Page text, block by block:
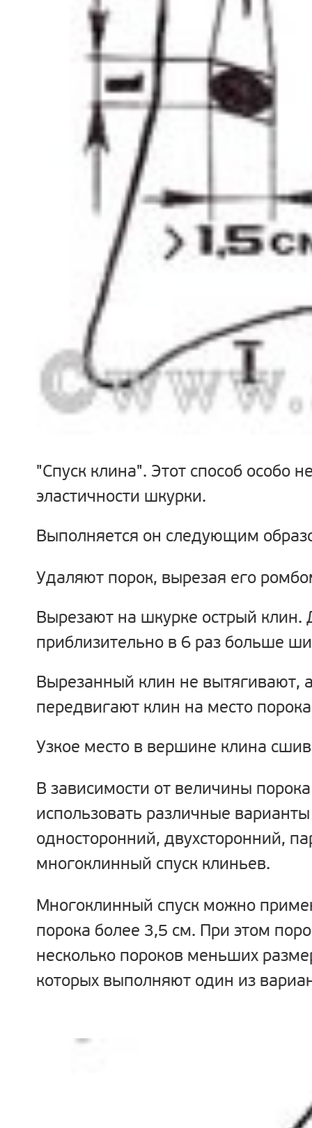
"Спуск клина". Этот способ особо
эластичности шкурки.
Выполняется он следующим
Удаляют порок, вырезая его
Вырезают на шкурке острый клин.
приблизительно в 6 раз больше
Вырезанный клин не вытягивают,
передвигают клин на место
Узкое место в вершине клина
В зависимости от величины
использовать различные варианты
односторонний, двухсторонний,
многоклинный спуск клиньев.
Многоклинный спуск можно
порока более 3,5 см. При этом
несколько пороков меньших
которых выполняют один из